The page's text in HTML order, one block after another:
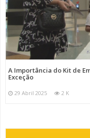
A Importância do Kit de
Exceção
29 Abril 2025 2 K